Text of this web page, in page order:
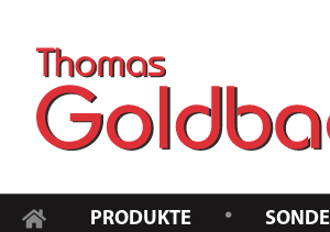
PRODUKTE •